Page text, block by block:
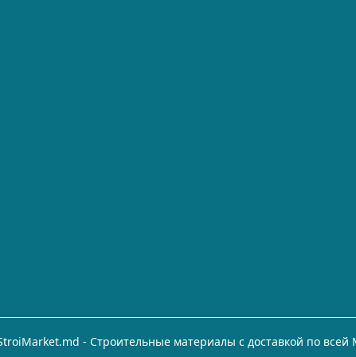
- Строительные материалы с доставкой по всей